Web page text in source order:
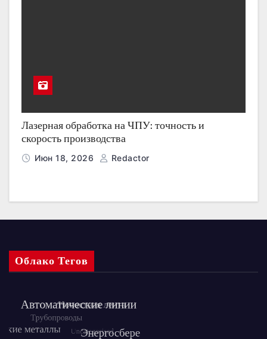
Лазерная обработка на ЧПУ: точность и
скорость производства
Июн 18, 2026 Redactor
Облако Тегов